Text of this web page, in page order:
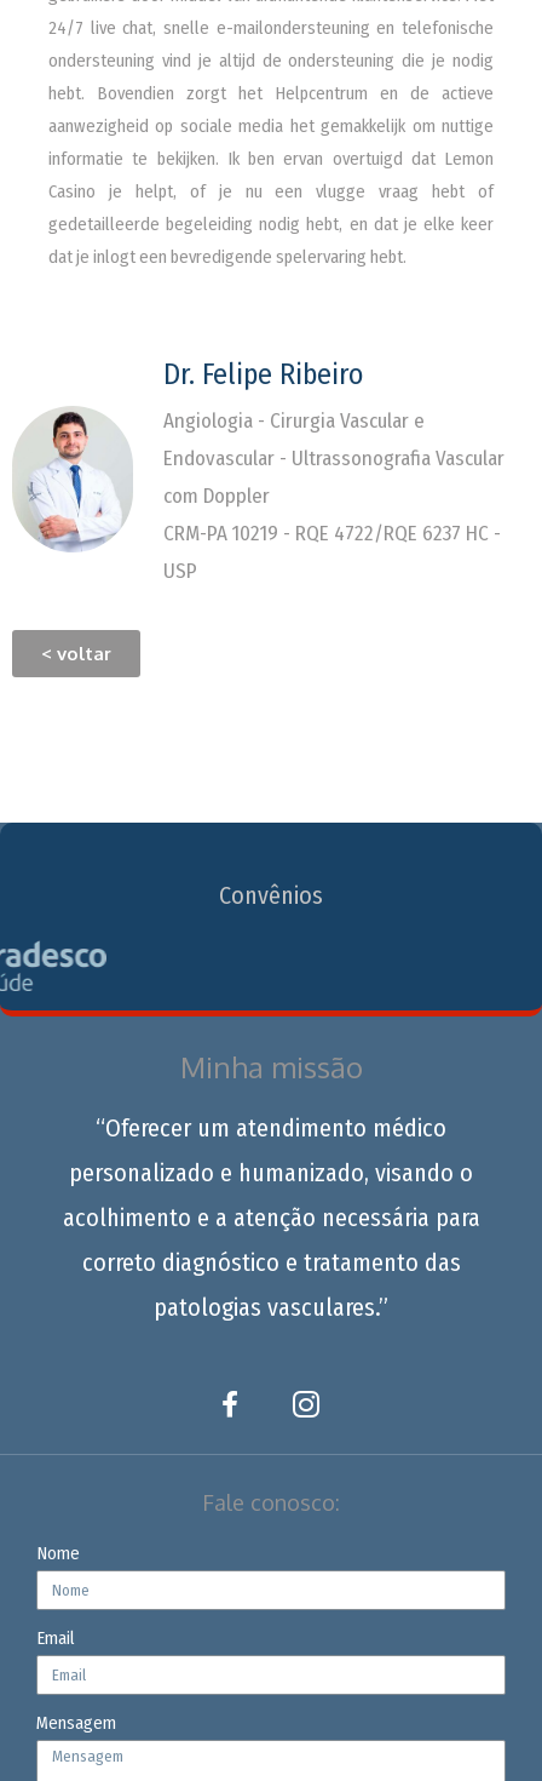
24/7 live chat, snelle e-mailondersteuning en telefonische
ondersteuning vind je altijd de ondersteuning die je nodig
hebt. Bovendien zorgt het Helpcentrum en de actieve
aanwezigheid op sociale media het gemakkelijk om nuttige
informatie te bekijken. Ik ben ervan overtuigd dat Lemon
Casino je helpt, of je nu een vlugge vraag hebt of
gedetailleerde begeleiding nodig hebt, en dat je elke keer
dat je inlogt een bevredigende spelervaring hebt.
Dr. Felipe Ribeiro
Angiologia - Cirurgia Vascular e
Endovascular - Ultrassonografia Vascular
com Doppler
CRM-PA 10219 - RQE 4722/RQE 6237 HC -
USP
< voltar
Convênios
Minha missão
“Oferecer um atendimento médico
personalizado e humanizado, visando o
acolhimento e a atenção necessária para
correto diagnóstico e tratamento das
patologias vasculares.”
Fale conosco:
Nome
Email
Mensagem